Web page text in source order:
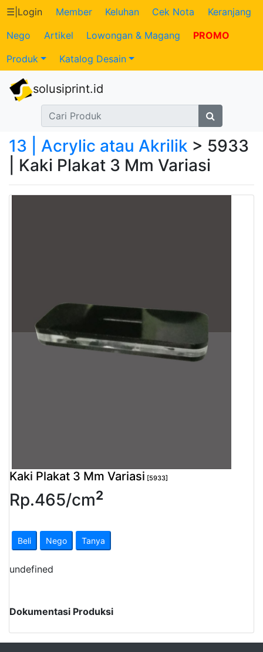
Katalog
Produk
Petugas
Riwayat
Transaksi
Tagihan
Ganti
Password
☰ Login Member Keluhan Cek Nota
Keranjang
Nego
Artikel Lowongan & Magang
PROMO
Produk
Katalog Desain
solusiprint.id
13 | Acrylic atau Akrilik > 5933
| Kaki Plakat 3 Mm Variasi
Kaki Plakat 3 Mm Variasi [5933]
Rp.465/cm2
Beli Nego Tanya
undefined
Dokumentasi Produksi